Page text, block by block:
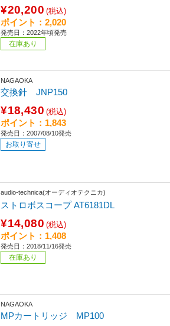
¥20,200 (税込)
ポイント：2,020
発売日：2022年頃発売
在庫あり
NAGAOKA
交換針 JNP150
¥18,430 (税込)
ポイント：1,843
発売日：2007/08/10発売
お取り寄せ
audio-technica(オーディオテクニカ)
ストロボスコープ AT6181DL
¥14,080 (税込)
ポイント：1,408
発売日：2018/11/16発売
在庫あり
NAGAOKA
MPカートリッジ MP100